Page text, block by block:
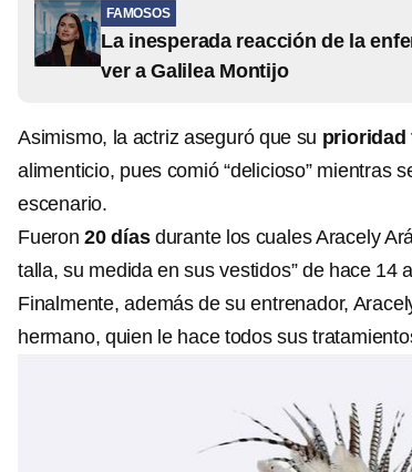
FAMOSOS
La inesperada reacción de la
ver a Galilea Montijo
Asimismo, la actriz aseguró que su
alimenticio, pues comió “delicioso” mientras
escenario.
Fueron20 díasdurante los cuales Aracely
talla, su medida en sus vestidos” de hace 14
Finalmente, además de su entrenador,
hermano, quien le hace todos sus